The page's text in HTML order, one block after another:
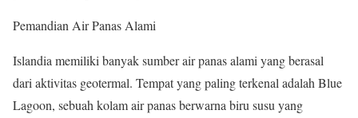
Pemandian Air Panas Alami
Islandia memiliki banyak sumber air panas alami yang berasal
dari aktivitas geotermal. Tempat yang paling terkenal adalah Blue
Lagoon, sebuah kolam air panas berwarna biru susu yang